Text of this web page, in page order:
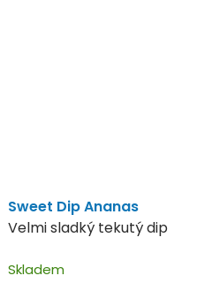
Sweet Dip Ananas
Velmi sladký tekutý dip
Skladem